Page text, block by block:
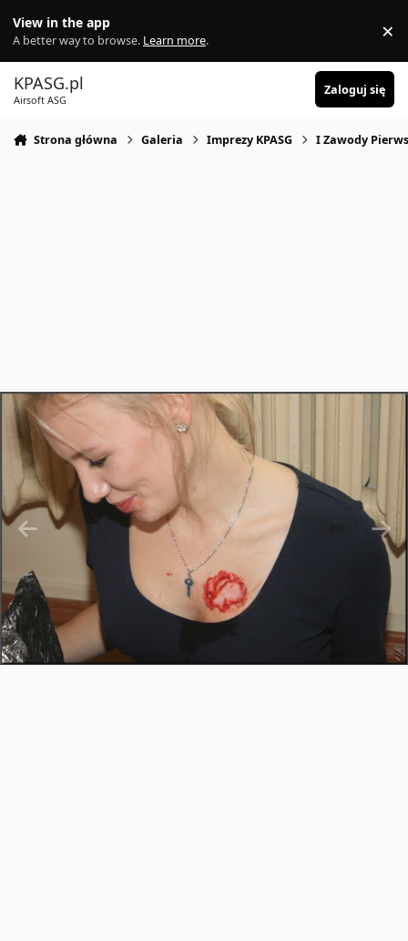
View in the app
A better way to browse. Learn more. ×
KPASG.pl
Airsoft ASG
Zaloguj się
Strona główna Galeria Imprezy KPASG I Zawody